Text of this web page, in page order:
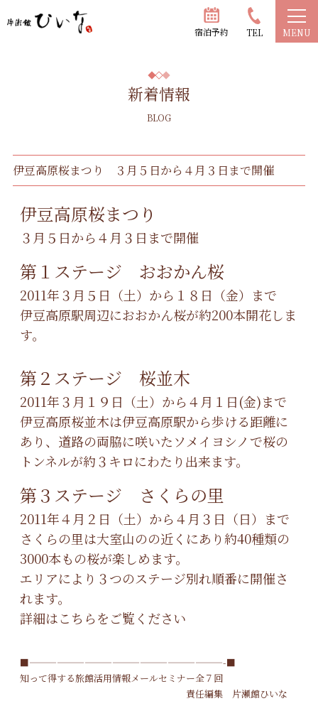
宿泊予約 TEL MENU
新着情報
BLOG
伊豆高原桜まつり ３月５日から４月３日まで開催
伊豆高原桜まつり
３月５日から４月３日まで開催
第１ステージ おおかん桜
2011年３月５日（土）から１８日（金）まで
伊豆高原駅周辺におおかん桜が約200本開花しま
す。
第２ステージ 桜並木
2011年３月１９日（土）から４月１日(金)まで
伊豆高原桜並木は伊豆高原駅から歩ける距離に
あり、道路の両脇に咲いたソメイヨシノで桜の
トンネルが約３キロにわたり出来ます。
第３ステージ さくらの里
2011年４月２日（土）から４月３日（日）まで
さくらの里は大室山のの近くにあり約40種類の
3000本もの桜が楽しめます。
エリアにより３つのステージ別れ順番に開催さ
れます。
詳細はこちらをご覧ください
■—————————————————————-■
知って得する旅館活用情報メールセミナー全７回
責任編集 片瀬館ひいな